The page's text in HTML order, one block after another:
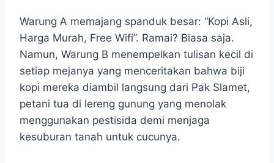
Warung A memajang spanduk besar: “Kopi Asli,
Harga Murah, Free Wifi”. Ramai? Biasa saja.
Namun, Warung B menempelkan tulisan kecil di
setiap mejanya yang menceritakan bahwa biji
kopi mereka diambil langsung dari Pak Slamet,
petani tua di lereng gunung yang menolak
menggunakan pestisida demi menjaga
kesuburan tanah untuk cucunya.